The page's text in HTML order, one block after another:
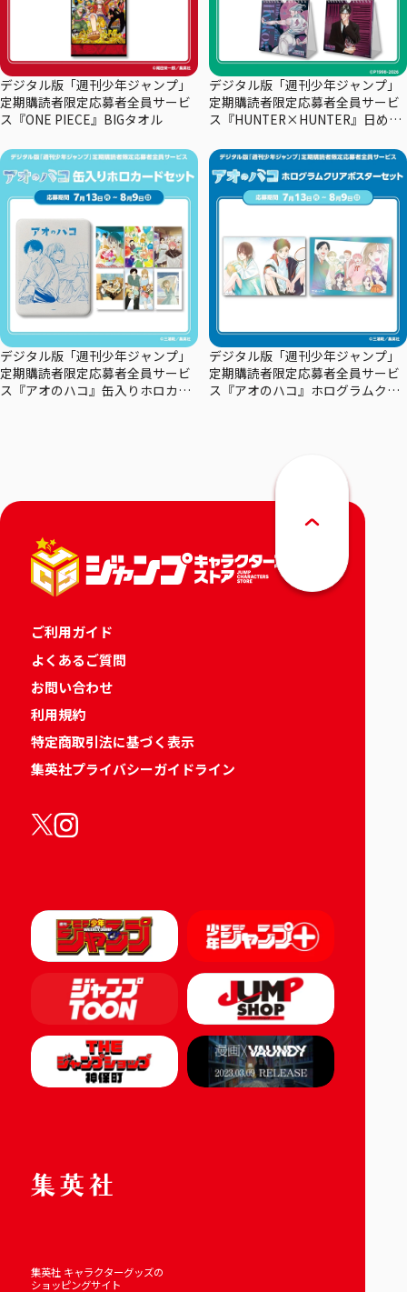
デジタル版「週刊少年ジャンプ」
定期購読者限定応募者全員サービ
ス『ONE PIECE』BIGタオル
デジタル版「週刊少年ジャンプ」
定期購読者限定応募者全員サービ
ス『HUNTER×HUNTER』日めく
デジタル版「週刊少年ジャンプ」
定期購読者限定応募者全員サービ
ス『アオのハコ』缶入りホロカー
デジタル版「週刊少年ジャンプ」
定期購読者限定応募者全員サービ
ス『アオのハコ』ホログラムクリ
ご利用ガイド
よくあるご質問
お問い合わせ
利用規約
特定商取引法に基づく表示
集英社プライバシーガイドライン
集英社 キャラクターグッズの
ショッピングサイト